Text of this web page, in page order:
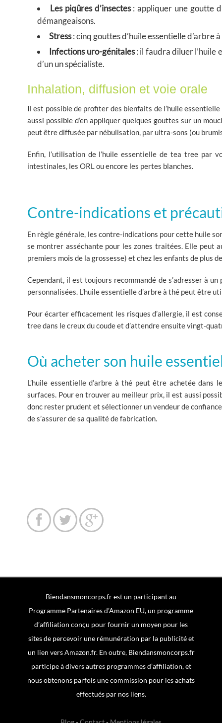
Les piqûres d’insectes: appliquer une goutte
démangeaisons.
Stress: cinq gouttes d’huile essentielle d’arbre
Infections uro-génitales: il faudra diluer l’huile
d’un un spécialiste.
Inhalation, diffusion et voie orale
Il est possible de profiter des bienfaits de l’huile
aussi possible d’en appliquer quelques gouttes sur un
peut être diffusée par nébulisation, par ultra-sons (ou
Enfin, l’utilisation de l’huile essentielle de tea tree par
intestinales, les ORL ou encore les pertes blanches.
Contre-indications et
En règle générale, les contre-indications pour cette huile
se montrer asséchante pour les zones traitées. Elle peut
premiers mois de la grossesse) et chez les enfants de plus
Cependant, il est toujours recommandé de s’adresser à
personnalisées. L’huile essentielle d’arbre à thé peut être
Pour écarter efficacement les risques d’allergie, il est
tree dans le creux du coude et d’attendre ensuite vingt-
Où acheter son huile
L’huile essentielle d’arbre à thé peut être achetée dans
surfaces. Pour en trouver au meilleur prix, il est aussi
donc rester prudent et sélectionner un vendeur de
de s’assurer de sa qualité de fabrication.
  
Biendansmoncorps.fr est un participant au
Programme Partenaires d’Amazon EU, un programme
d’affiliation conçu pour fournir un moyen pour les
sites de percevoir une rémunération par la publicité et
un lien vers Amazon.fr. En outre, Biendansmoncorps.fr
participe à divers autres programmes d’affiliation, et
nous obtenons parfois une commission pour les achats
effectués par nos liens.